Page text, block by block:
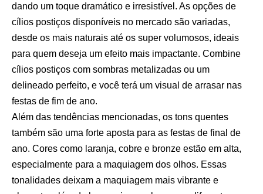
dando um toque dramático e irresistível. As opções de
cílios postiços disponíveis no mercado são variadas,
desde os mais naturais até os super volumosos, ideais
para quem deseja um efeito mais impactante. Combine
cílios postiços com sombras metalizadas ou um
delineado perfeito, e você terá um visual de arrasar nas
festas de fim de ano.
Além das tendências mencionadas, os tons quentes
também são uma forte aposta para as festas de final de
ano. Cores como laranja, cobre e bronze estão em alta,
especialmente para a maquiagem dos olhos. Essas
tonalidades deixam a maquiagem mais vibrante e